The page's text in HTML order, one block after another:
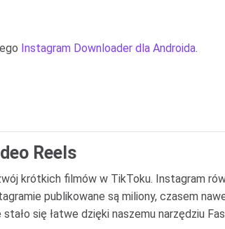
Instagram Downloader dla Androida.
Reels
krótkich filmów w TikToku. Instagram
publikowane są miliony, czasem
się łatwe dzięki naszemu narzędziu